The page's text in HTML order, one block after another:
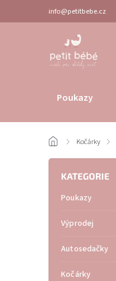
info@petitbebe.cz
Poukazy
/ Kočárky /
KATEGORIE
Poukazy
Výprodej
Autosedačky
Kočárky